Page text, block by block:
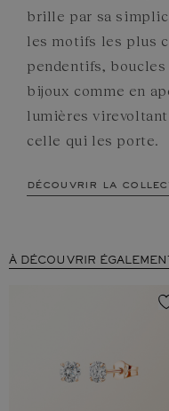
brille par sa
les motifs les plus
pendentifs,
bijoux comme en
lumières virevoltant
celle qui les porte.
découvrir la
À DÉCOUVRIR